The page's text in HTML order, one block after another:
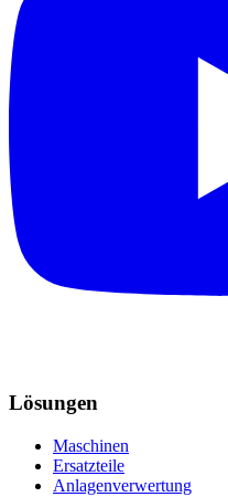
Lösungen
Maschinen
Ersatzteile
Anlagenverwertung